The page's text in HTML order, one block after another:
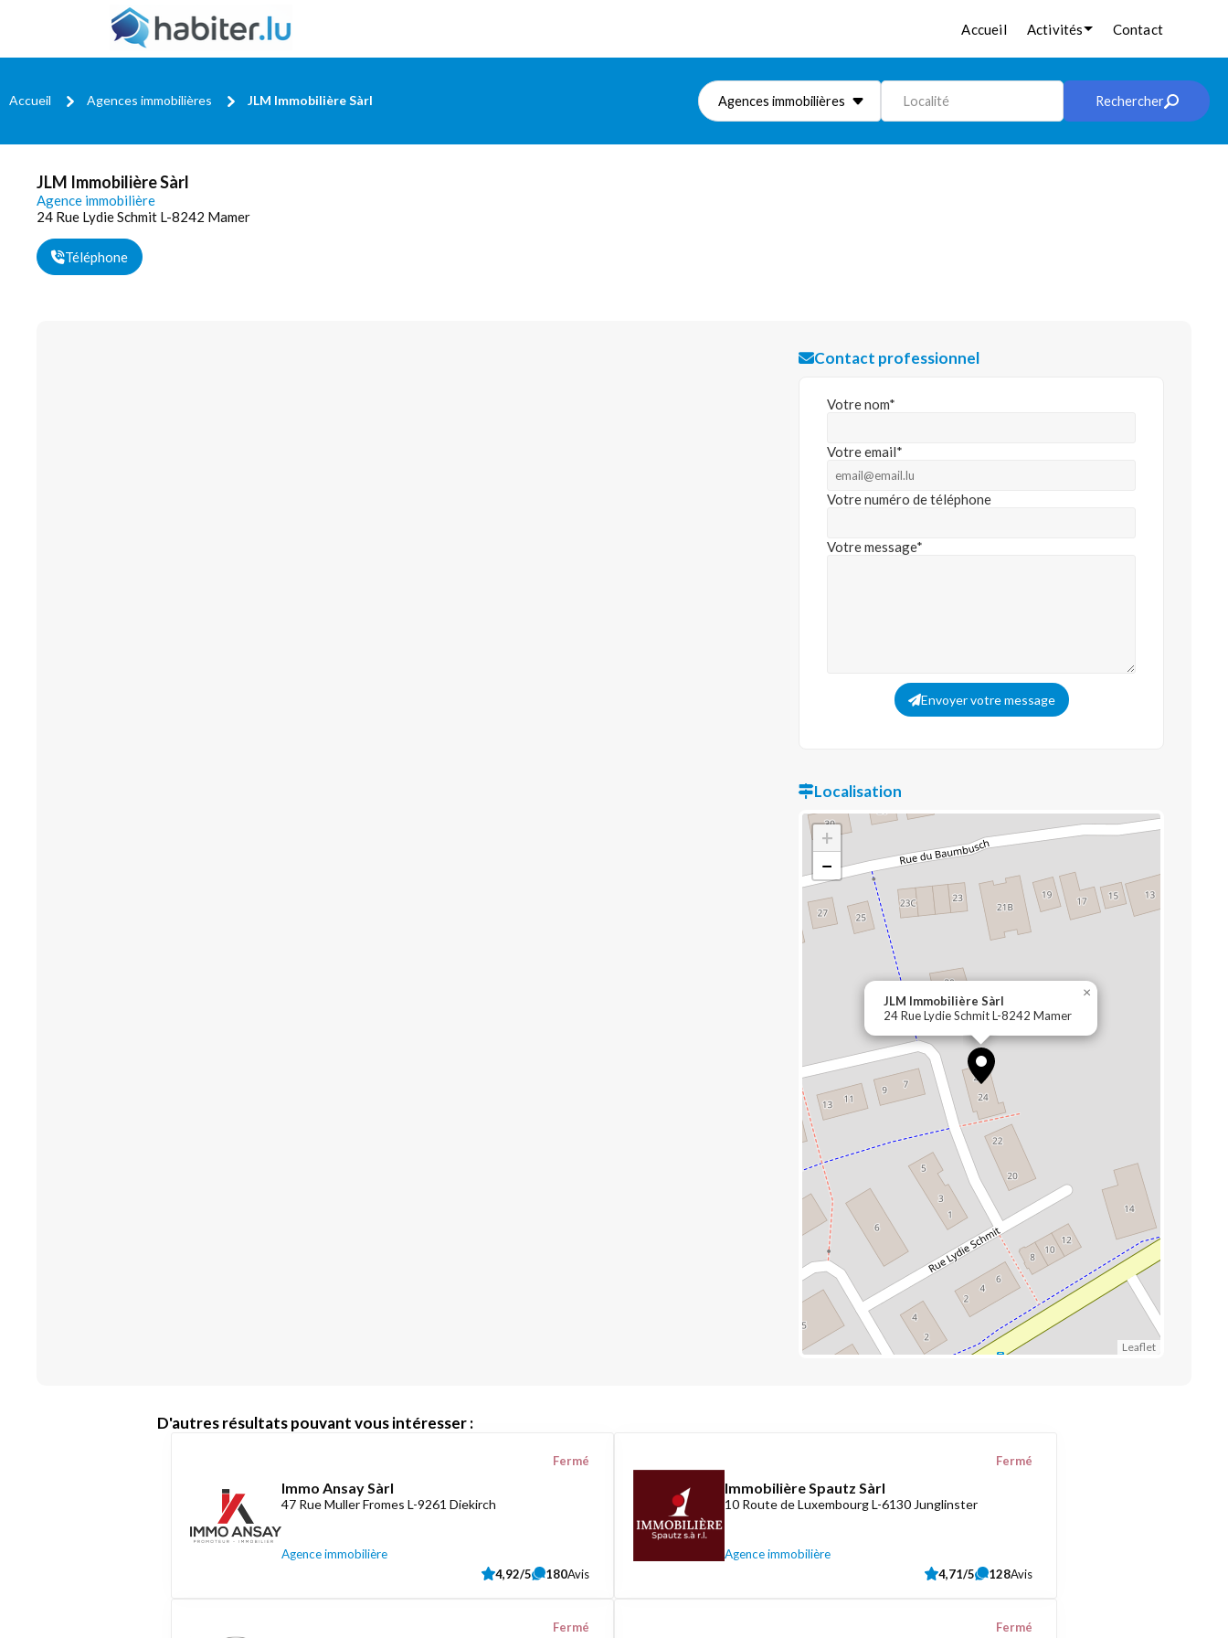
Accueil Activités Contact
Accueil Agences immobilières JLM Immobilière Sàrl Agences immobilières Localité Rechercher
JLM Immobilière Sàrl
Agence immobilière
24 Rue Lydie Schmit L-8242 Mamer
Téléphone
Contact professionnel
Votre nom*
Votre email*
Votre numéro de téléphone
Votre message*
Envoyer votre message
Localisation
JLM Immobilière Sàrl
24 Rue Lydie Schmit L-8242 Mamer
×
+
−
Leaflet
D'autres résultats pouvant vous intéresser :
Immo Ansay Sàrl
47 Rue Muller Fromes L-9261 Diekirch
Agence immobilière
Fermé
4,92/5 180Avis
Immobilière Spautz Sàrl
10 Route de Luxembourg L-6130 Junglinster
Agence immobilière
Fermé
4,71/5 128Avis
Fermé Fermé